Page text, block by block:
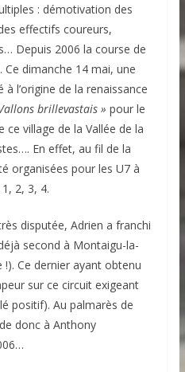
: démotivation des
effectifs coureurs,
Depuis 2006 la course de
dimanche 14 mai, une
l’origine de la renaissance
brillevastais » pour le
ce village de la Vallée de la
En effet, au fil de la
organisées pour les U7 à
2, 3, 4.
disputée, Adrien a franchi
second à Montaigu-la-
Ce dernier ayant obtenu
sur ce circuit exigeant
positif). Au palmarès de
donc à Anthony